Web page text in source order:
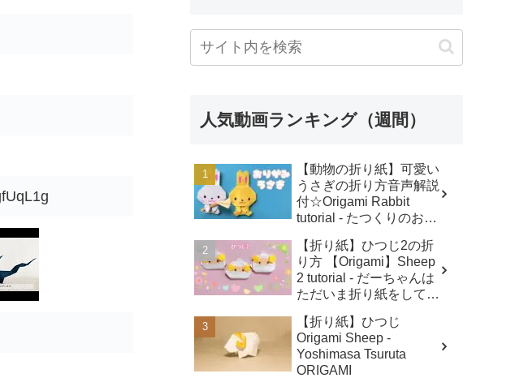
人気動画ランキング（週間）
【動物の折り紙】可愛い
うさぎの折り方音声解説
付☆Origami Rabbit
tutorial - たつくりのおり
【折り紙】ひつじ2の折
り方 【Origami】Sheep
2 tutorial - だーちゃんは
ただいま折り紙をしてま
【折り紙】ひつじ
Origami Sheep -
Yoshimasa Tsuruta
ORIGAMI